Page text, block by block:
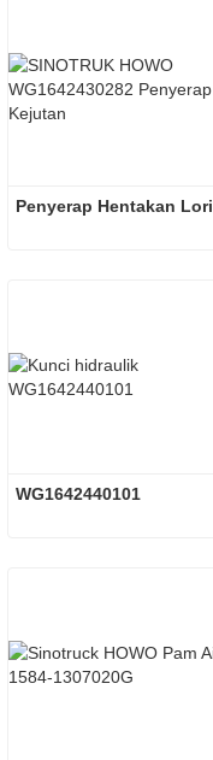
Penyerap Hentakan Lori
WG1642440101